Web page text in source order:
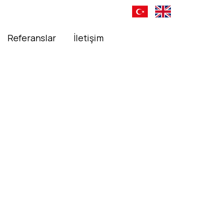
Referanslar İletişim